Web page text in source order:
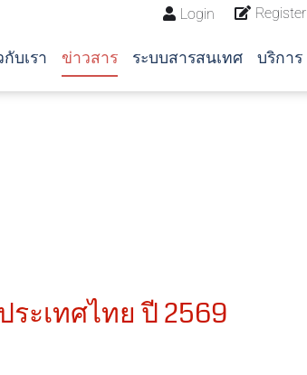
Register
Login
กับเรา ข่าวสาร ระบบสารสนเทศ บริการ
ะเทศไทย ปี 2569